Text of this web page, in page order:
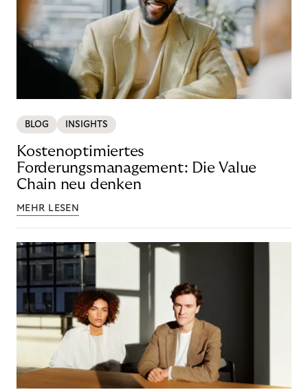
BLOG INSIGHTS
Kostenoptimiertes
Forderungsmanagement: Die Value
Chain neu denken
MEHR LESEN